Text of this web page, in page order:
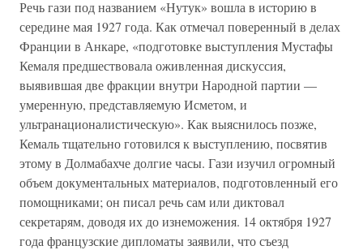
Речь гази под названием «Нутук» вошла в историю в
середине мая 1927 года. Как отмечал поверенный в делах
Франции в Анкаре, «подготовке выступления Мустафы
Кемаля предшествовала оживленная дискуссия,
выявившая две фракции внутри Народной партии —
умеренную, представляемую Исметом, и
ультранационалистическую». Как выяснилось позже,
Кемаль тщательно готовился к выступлению, посвятив
этому в Долмабахче долгие часы. Гази изучил огромный
объем документальных материалов, подготовленный его
помощниками; он писал речь сам или диктовал
секретарям, доводя их до изнеможения. 14 октября 1927
года французские дипломаты заявили, что съезд